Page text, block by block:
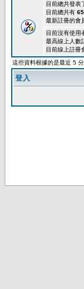
目前總共發表
目前總共有
最新註冊的會
目前沒有使
最高線上人數
目前線上註冊
這些資料根據的是最近 5
登入